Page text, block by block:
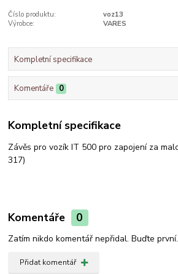
Číslo produktu:
voz13
Výrobce:
VARES
Kompletní specifikace
Komentáře 0
Kompletní specifikace
Závěs pro vozík IT 500 pro zapojení za
317)
Komentáře 0
Zatím nikdo komentář nepřidal. Buďte první.
Přidat komentář